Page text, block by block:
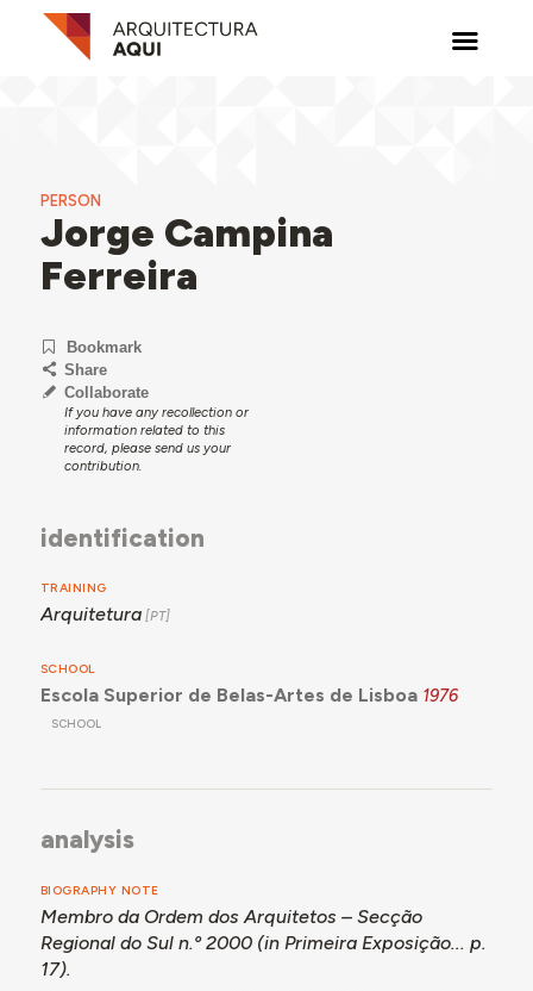
PERSON
Jorge Campina
Ferreira
Bookmark
Share
Collaborate
If you have any recollection or
information related to this
record, please send us your
contribution.
identification
TRAINING
Arquitetura
SCHOOL
Escola Superior de Belas-Artes de Lisboa 1976
SCHOOL
analysis
BIOGRAPHY NOTE
Membro da Ordem dos Arquitetos – Secção
Regional do Sul n.º 2000 (in Primeira Exposição... p.
17).